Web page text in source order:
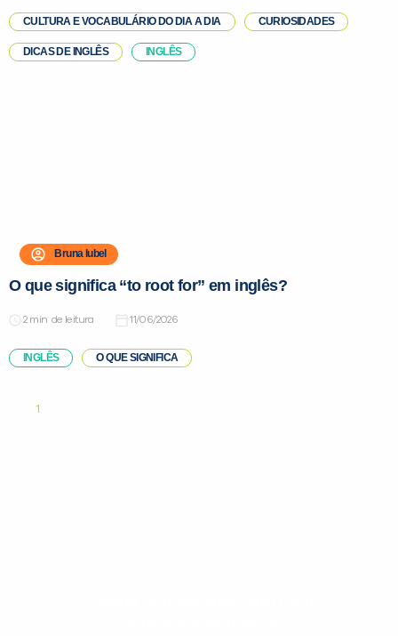
CULTURA E VOCABULÁRIO DO DIA A DIA CURIOSIDADES
DICAS DE INGLÊS INGLÊS
Bruna Iubel
O que significa “to root for” em inglês?
de leitura 11/06/2026
INGLÊS O QUE SIGNIFICA
1